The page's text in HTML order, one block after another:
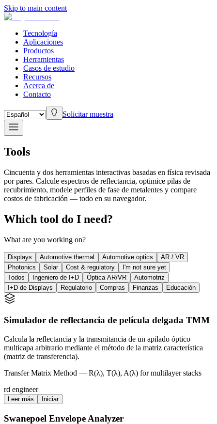
Skip to main content
Tecnología
Aplicaciones
Productos
Herramientas
Casos de estudio
Recursos
Acerca de
Contacto
Solicitar muestra
Tools
Cincuenta y dos herramientas interactivas basadas en física revisada
por pares. Calcule espectros de reflectancia, optimice pilas de
recubrimiento, modele perfiles de fase de metalentes y compare
costos de fabricación — todo en su navegador.
Which tool do I need?
What are you working on?
Displays Automotive thermal Automotive optics
AR / VR
Photonics
Solar Cost & regulatory
I'm not sure yet
Todos
Ingeniero de I+D Óptica AR/VR
Automotriz
I+D de Displays
Regulatorio Compras Finanzas Educación
Simulador de reflectancia de película delgada TMM
Calcula la reflectancia y la transmitancia de un apilado óptico
multicapa arbitrario mediante el método de la matriz característica
(matriz de transferencia).
Transfer Matrix Method — R(λ), T(λ), A(λ) for multilayer stacks
rd engineer
Leer más Iniciar
Swanepoel Envelope Analyzer